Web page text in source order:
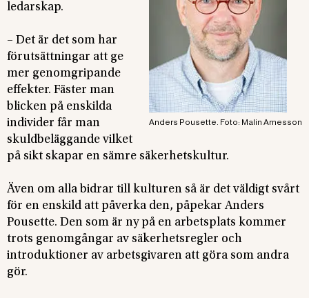
Anders Pousette. Foto: Malin Arnesson
ledarskap.
– Det är det som har
förutsättningar att ge
mer genomgripande
effekter. Fäster man
blicken på enskilda
individer får man
skuldbeläggande vilket
på sikt skapar en sämre säkerhetskultur.
Även om alla bidrar till kulturen så är det väldigt svårt
för en enskild att påverka den, påpekar Anders
Pousette. Den som är ny på en arbetsplats kommer
trots genomgångar av säkerhetsregler och
introduktioner av arbetsgivaren att göra som andra
gör.